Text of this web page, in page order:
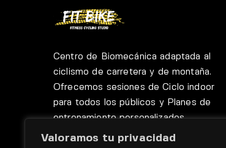
Valoramos tu privacidad
Centro de Biomecánica adaptada al
ciclismo de carretera y de montaña.
Ofrecemos sesiones de Ciclo indoor
para todos los públicos y Planes de
entrenamiento personalizados.